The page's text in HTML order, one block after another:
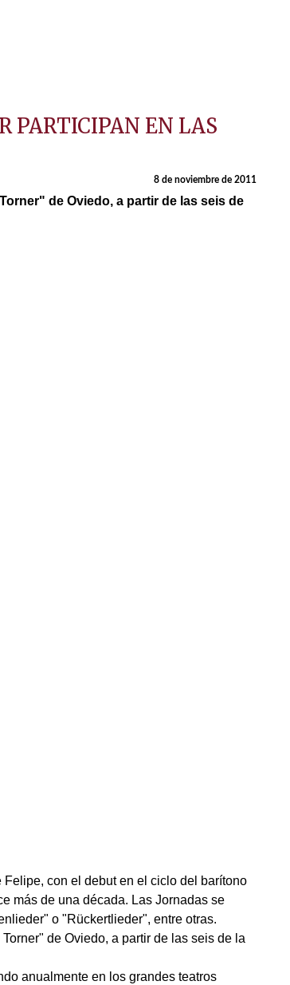
PARTICIPAN EN LAS
8 de noviembre de 2011
de Oviedo, a partir de las seis de
con el debut en el ciclo del barítono
más de una década. Las Jornadas se
o "Rückertlieder", entre otras.
de Oviedo, a partir de las seis de la
anualmente en los grandes teatros